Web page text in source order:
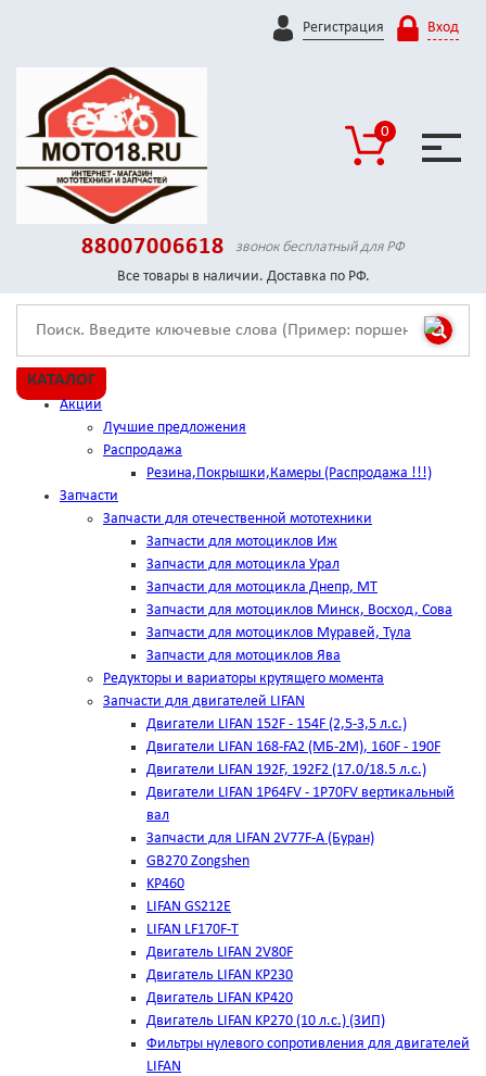
Регистрация Вход
0
88007006618
звонок бесплатный для РФ
Все товары в наличии. Доставка по РФ.
КАТАЛОГ
Акции
Лучшие предложения
Распродажа
Резина,Покрышки,Камеры (Распродажа !!!)
Запчасти
Запчасти для отечественной мототехники
Запчасти для мотоциклов Иж
Запчасти для мотоцикла Урал
Запчасти для мотоцикла Днепр, МТ
Запчасти для мотоциклов Минск, Восход, Сова
Запчасти для мотоциклов Муравей, Тула
Запчасти для мотоциклов Ява
Редукторы и вариаторы крутящего момента
Запчасти для двигателей LIFAN
Двигатели LIFAN 152F - 154F (2,5-3,5 л.с.)
Двигатели LIFAN 168-FA2 (МБ-2М), 160F - 190F
Двигатели LIFAN 192F, 192F2 (17.0/18.5 л.с.)
Двигатели LIFAN 1Р64FV - 1Р70FV вертикальный
вал
Запчасти для LIFAN 2V77F-A (Буран)
GB270 Zongshen
KP460
LIFAN GS212E
LIFAN LF170F-T
Двигатель LIFAN 2V80F
Двигатель LIFAN KP230
Двигатель LIFAN KP420
Двигатель LIFAN KP270 (10 л.с.) (ЗИП)
Фильтры нулевого сопротивления для двигателей
LIFAN